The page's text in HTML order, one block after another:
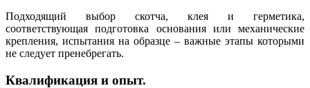
Подходящий выбор скотча, клея и герметика,
соответствующая подготовка основания или механические
крепления, испытания на образце – важные этапы которыми
не следует пренебрегать.
Квалификация и опыт.